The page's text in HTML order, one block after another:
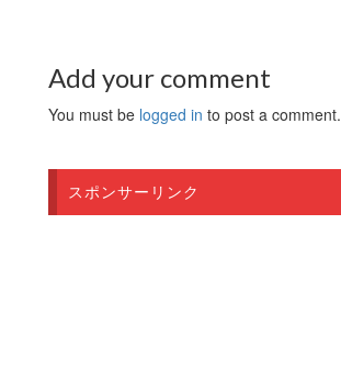
Add your comment
You must be logged in to post a comment.
スポンサーリンク